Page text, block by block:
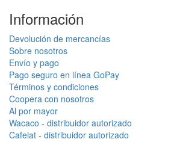
Información
Devolución de mercancías
Sobre nosotros
Envío y pago
Pago seguro en línea GoPay
Términos y condiciones
Coopera con nosotros
Al por mayor
Wacaco - distribuidor autorizado
Cafelat - distribuidor autorizado